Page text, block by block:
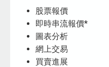
股票報價
即時串流報價*
圖表分析
網上交易
買賣進展